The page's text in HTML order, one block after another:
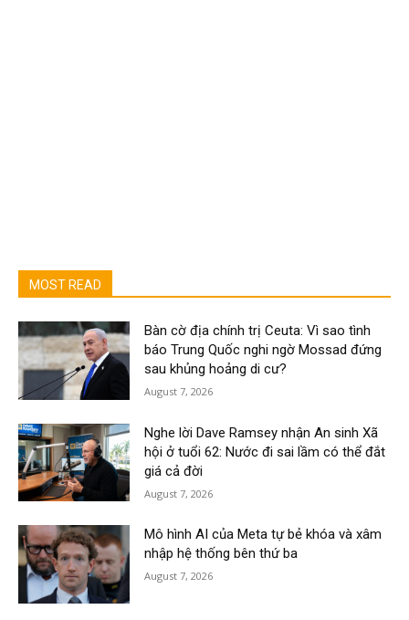
MOST READ
Bàn cờ địa chính trị Ceuta: Vì sao tình
báo Trung Quốc nghi ngờ Mossad đứng
sau khủng hoảng di cư?
August 7, 2026
Nghe lời Dave Ramsey nhận An sinh Xã
hội ở tuổi 62: Nước đi sai lầm có thể đắt
giá cả đời
August 7, 2026
Mô hình AI của Meta tự bẻ khóa và xâm
nhập hệ thống bên thứ ba
August 7, 2026